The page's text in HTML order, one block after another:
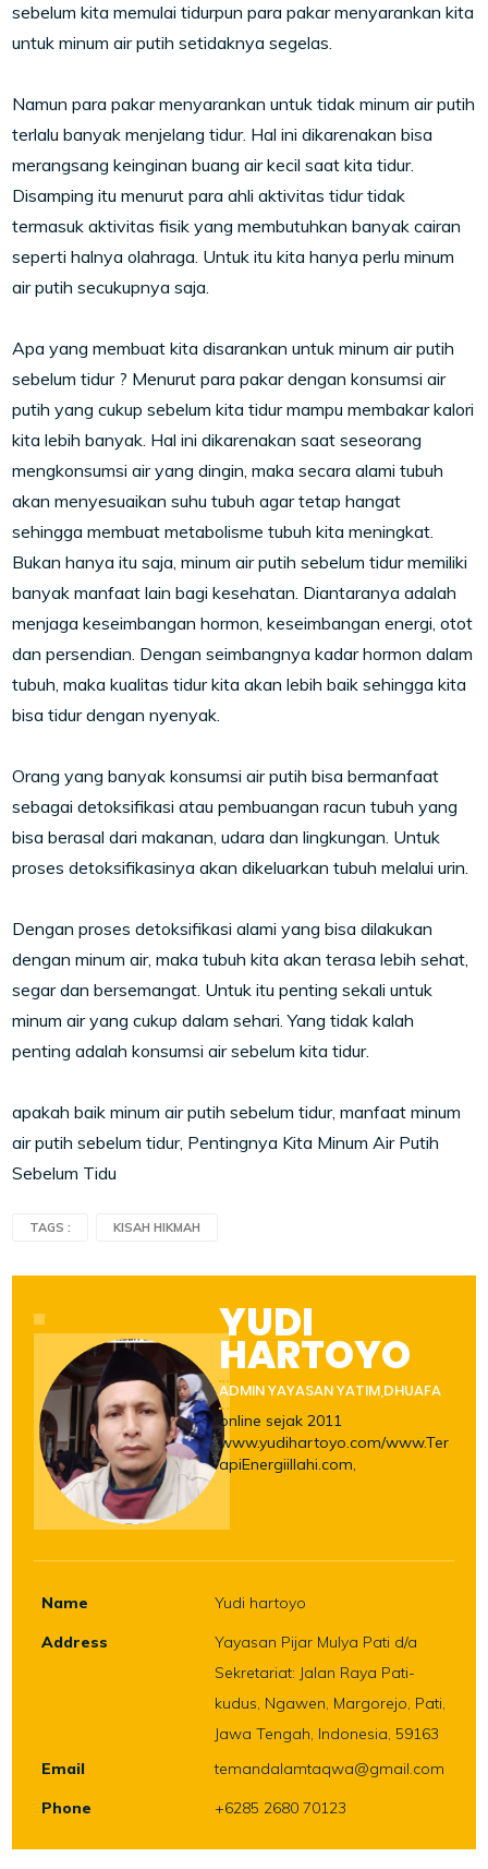
sebelum kita memulai tidurpun para pakar menyarankan kita
untuk minum air putih setidaknya segelas.
Namun para pakar menyarankan untuk tidak minum air putih
terlalu banyak menjelang tidur. Hal ini dikarenakan bisa
merangsang keinginan buang air kecil saat kita tidur.
Disamping itu menurut para ahli aktivitas tidur tidak
termasuk aktivitas fisik yang membutuhkan banyak cairan
seperti halnya olahraga. Untuk itu kita hanya perlu minum
air putih secukupnya saja.
Apa yang membuat kita disarankan untuk minum air putih
sebelum tidur ? Menurut para pakar dengan konsumsi air
putih yang cukup sebelum kita tidur mampu membakar kalori
kita lebih banyak. Hal ini dikarenakan saat seseorang
mengkonsumsi air yang dingin, maka secara alami tubuh
akan menyesuaikan suhu tubuh agar tetap hangat
sehingga membuat metabolisme tubuh kita meningkat.
Bukan hanya itu saja, minum air putih sebelum tidur memiliki
banyak manfaat lain bagi kesehatan. Diantaranya adalah
menjaga keseimbangan hormon, keseimbangan energi, otot
dan persendian. Dengan seimbangnya kadar hormon dalam
tubuh, maka kualitas tidur kita akan lebih baik sehingga kita
bisa tidur dengan nyenyak.
Orang yang banyak konsumsi air putih bisa bermanfaat
sebagai detoksifikasi atau pembuangan racun tubuh yang
bisa berasal dari makanan, udara dan lingkungan. Untuk
proses detoksifikasinya akan dikeluarkan tubuh melalui urin.
Dengan proses detoksifikasi alami yang bisa dilakukan
dengan minum air, maka tubuh kita akan terasa lebih sehat,
segar dan bersemangat. Untuk itu penting sekali untuk
minum air yang cukup dalam sehari. Yang tidak kalah
penting adalah konsumsi air sebelum kita tidur.
apakah baik minum air putih sebelum tidur, manfaat minum
air putih sebelum tidur, Pentingnya Kita Minum Air Putih
Sebelum Tidu
TAGS : KISAH HIKMAH
YUDI
HARTOYO
ADMIN YAYASAN YATIM,DHUAFA
online sejak 2011
www.yudihartoyo.com/www.Ter
apiEnergiillahi.com,
Name
Yudi hartoyo
Address
Yayasan Pijar Mulya Pati d/a
Sekretariat: Jalan Raya Pati-
kudus, Ngawen, Margorejo, Pati,
Jawa Tengah, Indonesia, 59163
Email
temandalamtaqwa@gmail.com
Phone
+6285 2680 70123